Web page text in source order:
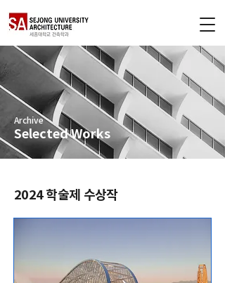
Archive
Selected Works
2024 학술제 수상작